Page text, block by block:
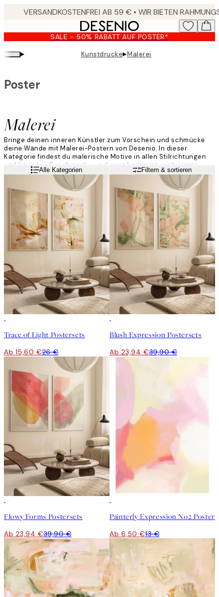
content.
SALE - 50% RABATT AUF POSTER*
▸ Kunstdrucke▸Malerei
Malerei
Poster
Bringe deinen inneren Künstler zum Vorschein und schmücke
deine Wände mit Malerei-Postern von Desenio. In dieser
Kategorie findest du malerische Motive in allen Stilrichtungen
und für jeden Geschmack - und ganz bestimmt auch einige
neue Favoriten! Entdecke diese Kategorie und finde deine
Lieblingsposter, um eine neue, kunstvolle Bilderwand zu
erstellen.
WeiterlesenAlle Kategorien Filtern & sortieren
Trace of Light Postersets
Ab 15,60 €26 €
Blush Expression Postersets
Ab 23,94 €39,90 €
Flowy Forms Postersets
Ab 23,94 €39,90 €
Painterly Expression No2 Poster
Ab 6,50 €13 €